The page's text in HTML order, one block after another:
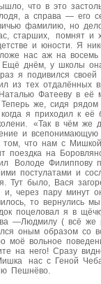
что в это
а справа — его
фамилию, но
старших, помнят и
и юности. Я
нас аж на восемь
днём, у школы
я подивился своей
из тех отдалённых
Наталью Фатееву в
же, сидя
когда я приходил к
«Так в чём же
и всепонимающую
том, что нам с
поездка на
Володе Филиппову
постулатами и
Тут было, Вася
и, через пару минут
то вернулись
поцеловал я в
—Людмилу ( всё же
оным образом со
моё вольное
на него! Сразу
нас с Геной
Пешнёво.